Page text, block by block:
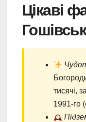
Цікаві
тисячі,
1991-го